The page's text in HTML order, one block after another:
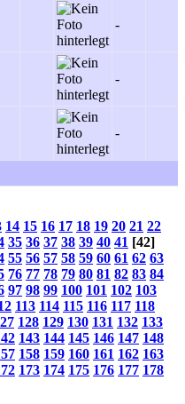
-
-
-
14 15 16 17 18 19 20 21 22
35 36 37 38 39 40 41 [42]
55 56 57 58 59 60 61 62 63
76 77 78 79 80 81 82 83 84
97 98 99 100 101 102 103
113 114 115 116 117 118
128 129 130 131 132 133
143 144 145 146 147 148
158 159 160 161 162 163
173 174 175 176 177 178